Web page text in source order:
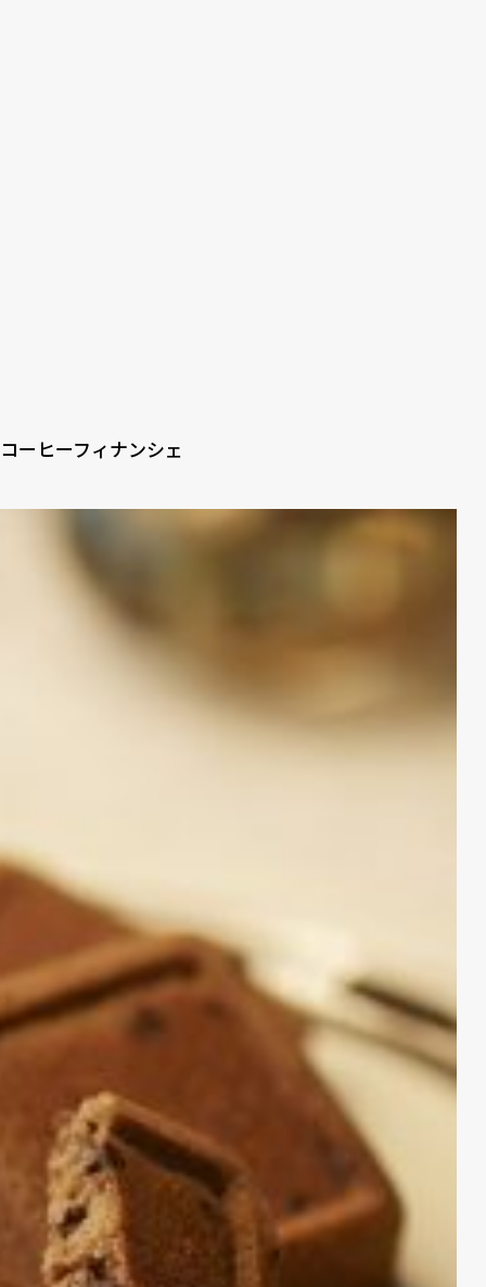
コーヒーフィナンシェ